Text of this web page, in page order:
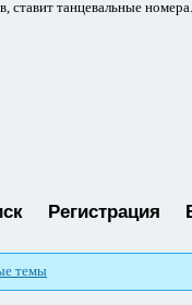
танцевальные
Регистрация
темы